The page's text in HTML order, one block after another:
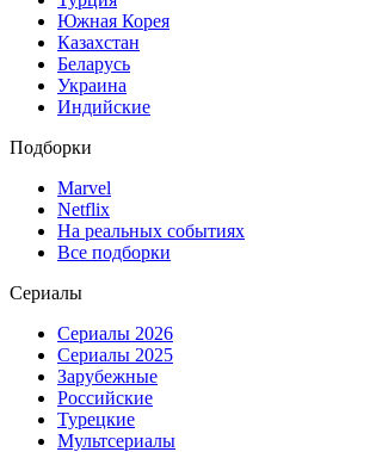
Южная Корея
Казахстан
Беларусь
Украина
Индийские
Подборки
Marvel
Netflix
На реальных событиях
Все подборки
Сериалы
Сериалы 2026
Сериалы 2025
Зарубежные
Российские
Турецкие
Мультсериалы